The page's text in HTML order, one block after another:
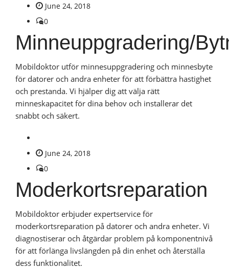
June 24, 2018
0
Minneuppgradering/
Mobildoktor utför minnesuppgradering och minnesbyte
för datorer och andra enheter för att förbättra hastighet
och prestanda. Vi hjälper dig att välja rätt
minneskapacitet för dina behov och installerar det
snabbt och säkert.
June 24, 2018
0
Moderkortsreparation
Mobildoktor erbjuder expertservice för
moderkortsreparation på datorer och andra enheter. Vi
diagnostiserar och åtgärdar problem på komponentnivå
för att förlänga livslängden på din enhet och återställa
dess funktionalitet.